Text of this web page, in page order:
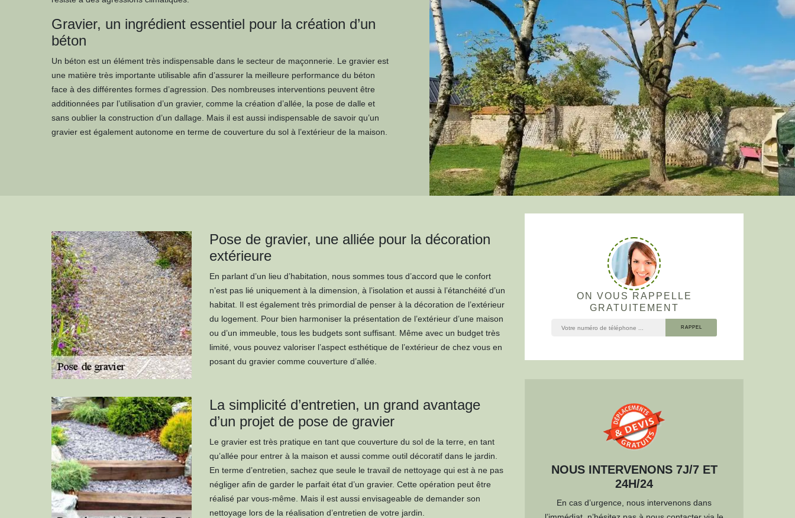
Gravier, un ingrédient essentiel pour la création d’un
béton
Un béton est un élément très indispensable dans le secteur de maçonnerie. Le gravier est
une matière très importante utilisable afin d’assurer la meilleure performance du béton
face à des différentes formes d’agression. Des nombreuses interventions peuvent être
additionnées par l’utilisation d’un gravier, comme la création d’allée, la pose de dalle et
sans oublier la construction d’un dallage. Mais il est aussi indispensable de savoir qu’un
gravier est également autonome en terme de couverture du sol à l’extérieur de la maison.
Pose de gravier, une alliée pour la décoration
extérieure
En parlant d’un lieu d’habitation, nous sommes tous d’accord que le confort
n’est pas lié uniquement à la dimension, à l’isolation et aussi à l’étanchéité d’un
habitat. Il est également très primordial de penser à la décoration de l’extérieur
du logement. Pour bien harmoniser la présentation de l’extérieur d’une maison
ou d’un immeuble, tous les budgets sont suffisant. Même avec un budget très
limité, vous pouvez valoriser l’aspect esthétique de l’extérieur de chez vous en
posant du gravier comme couverture d’allée.
La simplicité d’entretien, un grand avantage
d’un projet de pose de gravier
Le gravier est très pratique en tant que couverture du sol de la terre, en tant
qu’allée pour entrer à la maison et aussi comme outil décoratif dans le jardin.
En terme d’entretien, sachez que seule le travail de nettoyage qui est à ne pas
négliger afin de garder le parfait état d’un gravier. Cette opération peut être
réalisé par vous-même. Mais il est aussi envisageable de demander son
nettoyage lors de la réalisation d’entretien de votre jardin.
ON VOUS RAPPELLE
GRATUITEMENT
NOUS INTERVENONS 7J/7 ET
24H/24
En cas d’urgence, nous intervenons dans